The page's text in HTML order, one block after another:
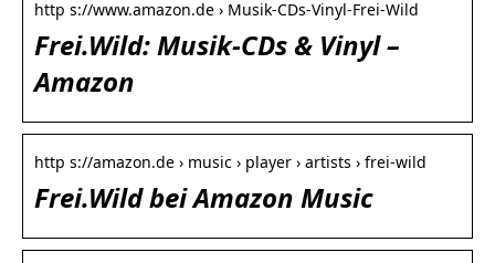
http s://www.amazon.de › Musik-CDs-Vinyl-Frei-Wild
Frei.Wild: Musik-CDs & Vinyl –
Amazon
http s://amazon.de › music › player › artists › frei-wild
Frei.Wild bei Amazon Music